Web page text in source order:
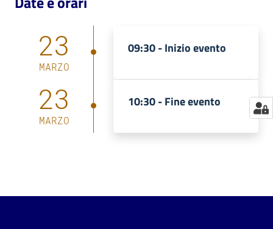
Chiedi al
23
MARZO
09:30 -Inizio evento
23
MARZO
10:30 -Fine evento